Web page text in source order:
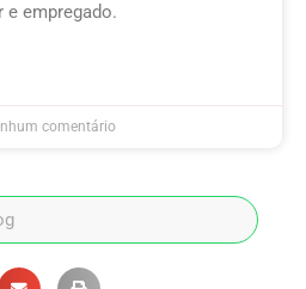
e empregado.
comentário